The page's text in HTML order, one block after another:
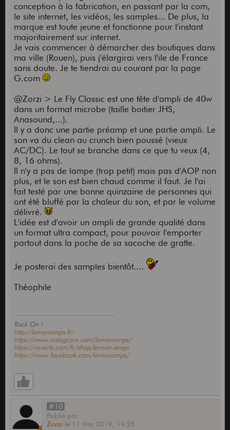
conception à la fabrication, en passant par la com,
le site internet, les vidéos, les samples... De plus, la
marque est toute jeune et fonctionne pour l'instant
majoritairement sur internet.
Je vais commencer à démarcher des boutiques dans
ma ville (Rouen), puis j'élargirai vers l'ile de France
sans doute. Je te tiendrai au courant par la page
G.com
@Zorzi > Le Fly Classic est une tête d'ampli de 40w
dans un format microbe (taille boitier JHS,
Anasound,...).
Il y a donc une partie préamp et une partie ampli. Le
son va du clean au crunch bien poussé (vieux
AC/DC). Le tout se branche dans ce que tu veux (4,
8, 16 ohms).
Il n'y a pas de lampe (trop petit) mais pas d'AOP non
plus, et le son est bien chaud comme il faut. Je l'ai
fait testé par une bonne quinzaine de personnes qui
ont été bluffé par la chaleur du son, et par le volume
délivré.
L'idée est d'avoir un ampli de grande qualité dans
un format ultra compact, pour pouvoir l'emporter
partout dans la poche de sa sacoche de gratte.
Je posterai des samples bientôt....
Théophile
Rock On !
http://lemonamps.fr/
https://www.instagram.com/lemonamps/
https://reverb.com/fr/shop/lemon-amps
https://www.facebook.com/lemonamps/
#10
Publié par
Zorzi le 11 Mar 2019, 19:25